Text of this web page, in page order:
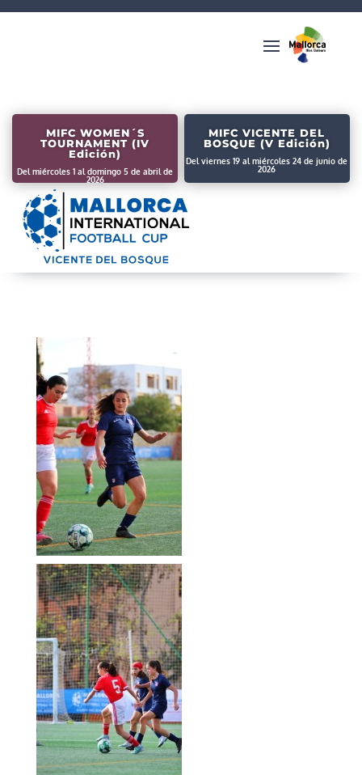
MIFC WOMEN´S
TOURNAMENT (IV
Edición)
Del miércoles 1 al domingo 5 de abril de
2026
MIFC VICENTE DEL
BOSQUE (V Edición)
Del viernes 19 al miércoles 24 de junio de
2026